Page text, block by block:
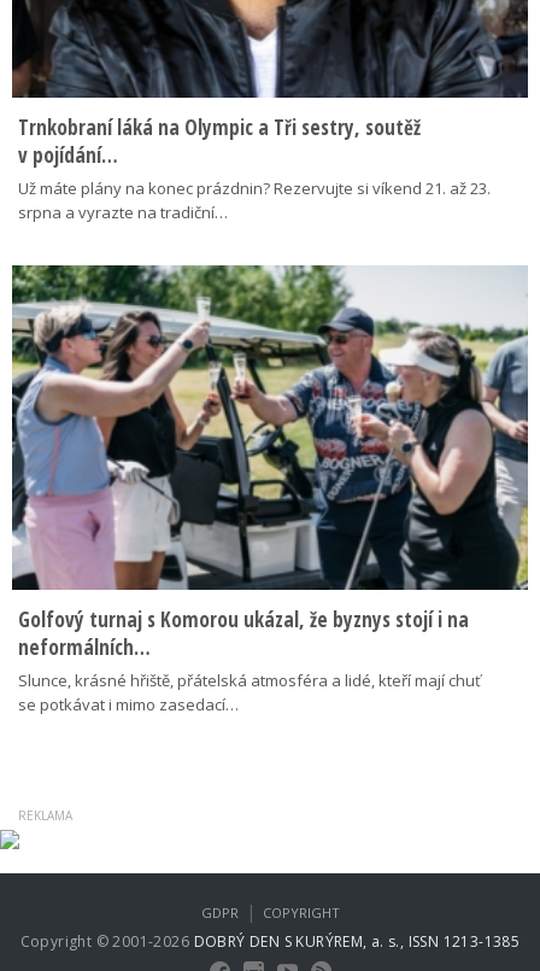
Trnkobraní láká na Olympic a Tři sestry, soutěž
v pojídání…
Už máte plány na konec prázdnin? Rezervujte si víkend 21. až 23.
srpna a vyrazte na tradiční…
Golfový turnaj s Komorou ukázal, že byznys stojí i na
neformálních…
Slunce, krásné hřiště, přátelská atmosféra a lidé, kteří mají chuť
se potkávat i mimo zasedací…
Copyright © 2001-2026 DOBRÝ DEN S KURÝREM, a. s., ISSN 1213-1385
GDPR | COPYRIGHT